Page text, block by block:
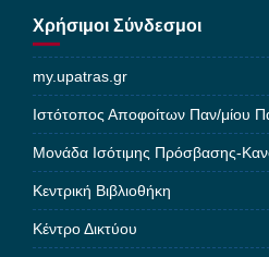
Χρήσιμοι Σύνδεσμοι
my.upatras.gr
Ιστότοπος Αποφοίτων Παν/μίου
Μονάδα Ισότιμης Πρόσβασης-
Κεντρική Βιβλιοθήκη
Κέντρο Δικτύου